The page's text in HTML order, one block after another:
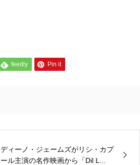
feedly Pin it
ディーノ・ジェームズがリシ・カプ
ール主演の名作映画から「Dil L...